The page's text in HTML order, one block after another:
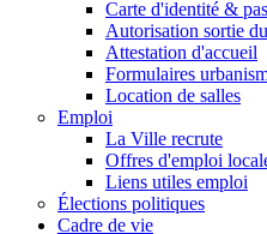
Carte d'identité &
Autorisation sortie
Attestation d'accueil
Formulaires
Location de salles
Emploi
La Ville recrute
Offres d'emploi
Liens utiles emploi
Élections politiques
Cadre de vie